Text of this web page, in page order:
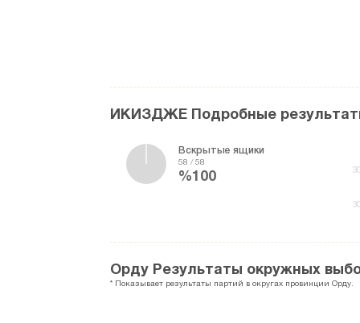
ИКИЗДЖЕ Подробные
Вскрытые ящики
58 / 58
%100
Орду Результаты окружных
* Показывает результаты партий в округах провинции Орду.